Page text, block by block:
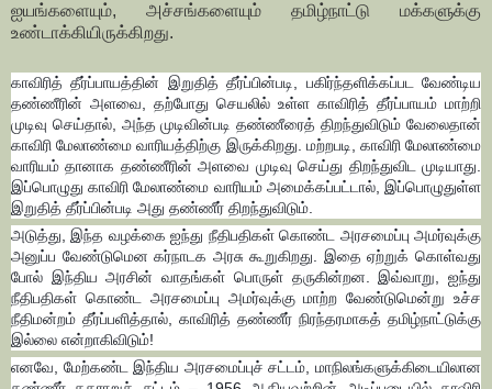
ஐயங்களையும், அச்சங்களையும் தமிழ்நாட்டு மக்களுக்கு
உண்டாக்கியிருக்கிறது.
காவிரித் தீர்ப்பாயத்தின் இறுதித் தீர்ப்பின்படி, பகிர்ந்தளிக்கப்பட வேண்டிய
தண்ணீரின் அளவை, தற்போது செயலில் உள்ள காவிரித் தீர்ப்பாயம் மாற்றி
முடிவு செய்தால், அந்த முடிவின்படி தண்ணீரைத் திறந்துவிடும் வேலைதான்
காவிரி மேலாண்மை வாரியத்திற்கு இருக்கிறது. மற்றபடி, காவிரி மேலாண்மை
வாரியம் தானாக தண்ணீரின் அளவை முடிவு செய்து திறந்துவிட முடியாது.
இப்பொழுது காவிரி மேலாண்மை வாரியம் அமைக்கப்பட்டால், இப்பொழுதுள்ள
இறுதித் தீர்ப்பின்படி அது தண்ணீர் திறந்துவிடும்.
அடுத்து, இந்த வழக்கை ஐந்து நீதிபதிகள் கொண்ட அரசமைப்பு அமர்வுக்கு
அனுப்ப வேண்டுமென கர்நாடக அரசு கூறுகிறது. இதை ஏற்றுக் கொள்வது
போல் இந்திய அரசின் வாதங்கள் பொருள் தருகின்றன. இவ்வாறு, ஐந்து
நீதிபதிகள் கொண்ட அரசமைப்பு அமர்வுக்கு மாற்ற வேண்டுமென்று உச்ச
நீதிமன்றம் தீர்ப்பளித்தால், காவிரித் தண்ணீர் நிரந்தரமாகத் தமிழ்நாட்டுக்கு
இல்லை என்றாகிவிடும்!
எனவே, மேற்கண்ட இந்திய அரசமைப்புச் சட்டம், மாநிலங்களுக்கிடையிலான